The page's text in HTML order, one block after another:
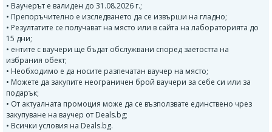
• Ваучерът е валиден до 31.08.2026 г.;
• Препоръчително е изследването да се извърши на гладно;
• Резултатите се получават на място или в сайта на лабораторията до
15 дни;
• ентите с ваучери ще бъдат обслужвани според заетостта на
избрания обект;
• Необходимо е да носите разпечатан ваучер на място;
• Можете да закупите неограничен брой ваучери за себе си или за
подарък;
• От актуалната промоция може да се възползвате единствено чрез
закупуване на ваучер от Deals.bg;
• Всички условия на Deals.bg.